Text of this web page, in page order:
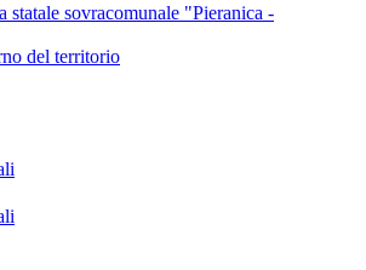
statale sovracomunale "Pieranica -
del territorio